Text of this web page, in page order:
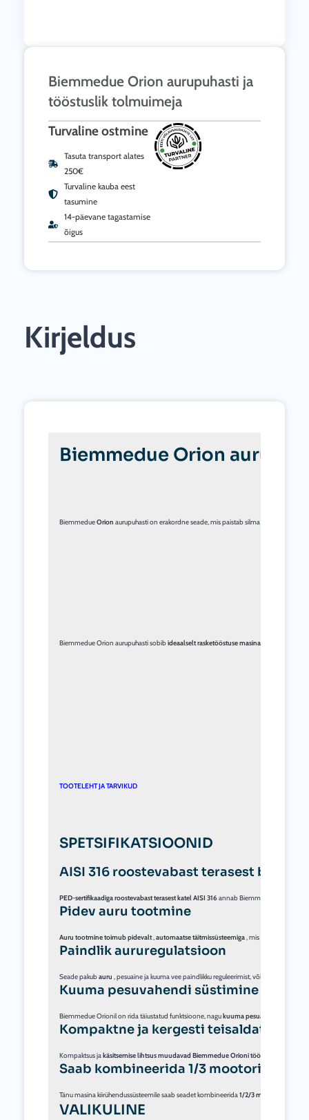
Biemmedue Orion aurupuhasti ja
tööstuslik tolmuimeja
Turvaline ostmine
Tasuta transport alates
250€
Turvaline kauba eest
tasumine
14-päevane tagastamise
õigus
Kirjeldus
Biemmedue Orion
Biemmedue Orion aurupuhasti on erakordne seade, mis paistab silma erakordse
Biemmedue Orion aurupuhasti sobib ideaalselt rasketööstuse masinate
TOOTELEHT JA TARVIKUD
SPETSIFIKATSIOONID
AISI 316 roostevabast terasest boiler
PED-sertifikaadiga roostevabast terasest katel AISI 316 annab Biemmedue Orion
Pidev auru tootmine
Auru tootmine toimub pidevalt , automaatse täitmissüsteemiga
Paindlik aururegulatsioon
Seade pakub auru , pesuaine ja kuuma vee paindlikku reguleerimist, võimalusega
Kuuma pesuvahendi süstimine
Biemmedue Orionil on rida täiustatud funktsioone, nagu kuuma pesuaine süstimine
Kompaktne ja kergesti teisaldatav
Kompaktsus ja käsitsemise lihtsus muudavad Biemmedue Orioni tööstuslikeks
Saab kombineerida 1/3 mootoritega
Tänu masina kiirühendussüsteemile saab seadet kombineerida 1/2/3 mootoriga
VALIKULINE